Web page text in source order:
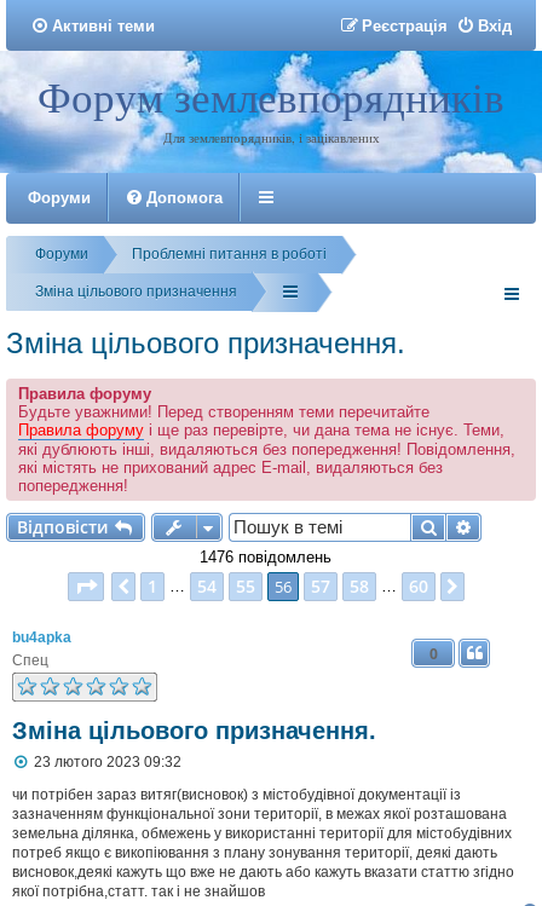
Активні теми Вхід
Реєстрація
Реєстрація
Форум землевпорядників
Для землевпорядників, і зацікавлених
Форуми Допомога
Форуми Проблемні питання в роботі
Зміна цільового призначення
Зміна цільового призначення.
Правила форуму
Будьте уважними! Перед створенням теми перечитайте
Правила форуму і ще раз перевірте, чи дана тема не існує. Теми,
які дублюють інші, видаляються без попередження! Повідомлення,
які містять не прихований адрес E-mail, видаляються без
попередження!
Відповісти
Відповісти Пошук
1476 повідомлень
Сторінка з
Поперед.
1 … 54 55 56 57 58 … 60
bu4apka
Спец
Зміна цільового призначення.
0
П
в
і
д
м
л
е
23 лютого 2023 09:32
чи потрібен зараз витяг(висновок) з містобудівної документації із
зазначенням функціональної зони території, в межах якої розташована
земельна ділянка, обмежень у використанні території для містобудівних
потреб якщо є викопіювання з плану зонування території, деякі дають
висновок,деякі кажуть що вже не дають або кажуть вказати статтю згідно
якої потрібна,статт. так і не знайшов